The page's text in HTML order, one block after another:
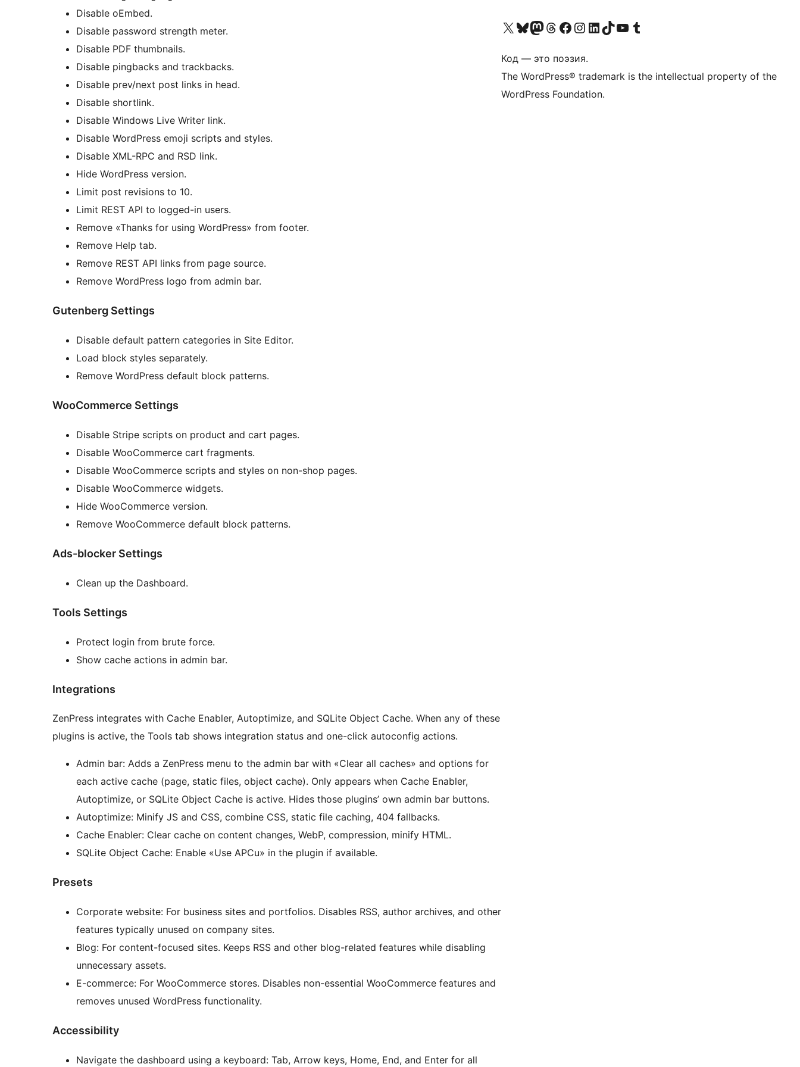
Disable oEmbed.
Disable password strength meter.
Disable PDF thumbnails.
Disable pingbacks and trackbacks.
Disable prev/next post links in head.
Disable shortlink.
Disable Windows Live Writer link.
Disable WordPress emoji scripts and styles.
Disable XML-RPC and RSD link.
Hide WordPress version.
Limit post revisions to 10.
Limit REST API to logged-in users.
Remove «Thanks for using WordPress» from footer.
Remove Help tab.
Remove REST API links from page source.
Remove WordPress logo from admin bar.
Gutenberg Settings
Disable default pattern categories in Site Editor.
Load block styles separately.
Remove WordPress default block patterns.
WooCommerce Settings
Disable Stripe scripts on product and cart pages.
Disable WooCommerce cart fragments.
Disable WooCommerce scripts and styles on non-shop pages.
Disable WooCommerce widgets.
Hide WooCommerce version.
Remove WooCommerce default block patterns.
Ads-blocker Settings
Clean up the Dashboard.
Tools Settings
Protect login from brute force.
Show cache actions in admin bar.
Integrations
ZenPress integrates with Cache Enabler, Autoptimize, and SQLite Object Cache. When any of these
plugins is active, the Tools tab shows integration status and one-click autoconfig actions.
Admin bar: Adds a ZenPress menu to the admin bar with «Clear all caches» and options for
each active cache (page, static files, object cache). Only appears when Cache Enabler,
Autoptimize, or SQLite Object Cache is active. Hides those plugins’ own admin bar buttons.
Autoptimize: Minify JS and CSS, combine CSS, static file caching, 404 fallbacks.
Cache Enabler: Clear cache on content changes, WebP, compression, minify HTML.
SQLite Object Cache: Enable «Use APCu» in the plugin if available.
Presets
Corporate website: For business sites and portfolios. Disables RSS, author archives, and other
features typically unused on company sites.
Blog: For content-focused sites. Keeps RSS and other blog-related features while disabling
unnecessary assets.
E-commerce: For WooCommerce stores. Disables non-essential WooCommerce features and
removes unused WordPress functionality.
Accessibility
Navigate the dashboard using a keyboard: Tab, Arrow keys, Home, End, and Enter for all
Посетите нас в X (ранее Twitter)
Посетите нашу учётную запись в Bluesky
Посетите нашу ленту в Mastodon
Посетите нашу учётную запись в Threads
Посетите нашу страницу на Facebook
Посетите наш Instagram
Посетите нашу страницу в LinkedIn
Посетите нашу учётную запись в TikTok
Посетите наш канал YouTube
Посетите нашу учётную запись в Tumblr
Код — это поэзия.
The WordPress® trademark is the intellectual property of the
WordPress Foundation.